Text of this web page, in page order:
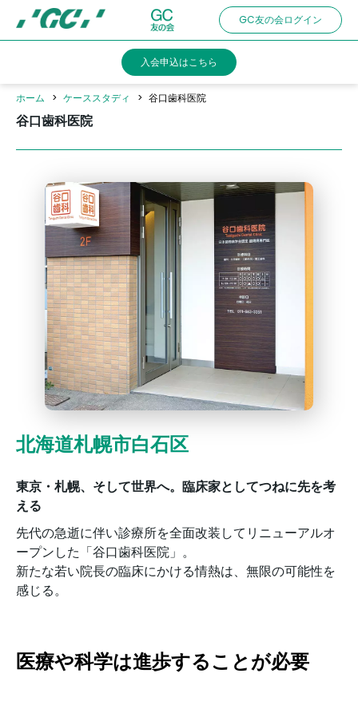
GC友の会ログイン
入会申込はこちら
ホーム ケーススタディ 谷口歯科医院
谷口歯科医院
北海道札幌市白石区
東京・札幌、そして世界へ。臨床家としてつねに先を考
える
先代の急逝に伴い診療所を全面改装してリニューアルオ
ープンした「谷口歯科医院」。
新たな若い院長の臨床にかける情熱は、無限の可能性を
感じる。
医療や科学は進歩することが必要